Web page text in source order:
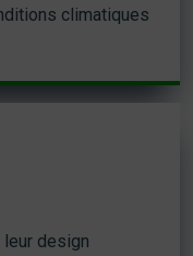
climatiques
design